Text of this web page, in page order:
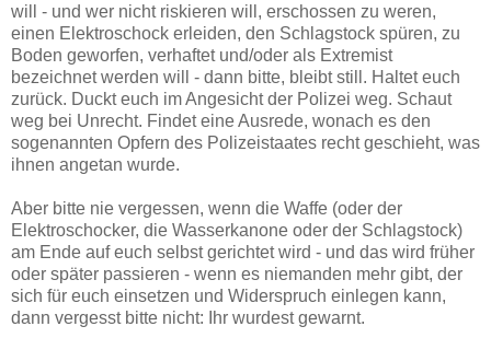
will - und wer nicht riskieren will, erschossen zu weren,
einen Elektroschock erleiden, den Schlagstock spüren, zu
Boden geworfen, verhaftet und/oder als Extremist
bezeichnet werden will - dann bitte, bleibt still. Haltet euch
zurück. Duckt euch im Angesicht der Polizei weg. Schaut
weg bei Unrecht. Findet eine Ausrede, wonach es den
sogenannten Opfern des Polizeistaates recht geschieht, was
ihnen angetan wurde.
Aber bitte nie vergessen, wenn die Waffe (oder der
Elektroschocker, die Wasserkanone oder der Schlagstock)
am Ende auf euch selbst gerichtet wird - und das wird früher
oder später passieren - wenn es niemanden mehr gibt, der
sich für euch einsetzen und Widerspruch einlegen kann,
dann vergesst bitte nicht: Ihr wurdest gewarnt.